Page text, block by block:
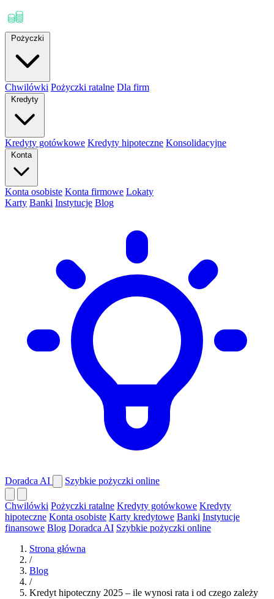
Pożyczki
Chwilówki Pożyczki ratalne Dla firm
Kredyty
Kredyty gotówkowe Kredyty hipoteczne Konsolidacyjne
Konta
Konta osobiste Konta firmowe Lokaty
Karty Banki Instytucje Blog
Doradca AI Szybkie pożyczki online
Chwilówki Pożyczki ratalne Kredyty gotówkowe Kredyty
hipoteczne Konta osobiste Karty kredytowe Banki Instytucje
finansowe Blog Doradca AI Szybkie pożyczki online
Strona główna
/
Blog
/
Kredyt hipoteczny 2025 – ile wynosi rata i od czego zależy